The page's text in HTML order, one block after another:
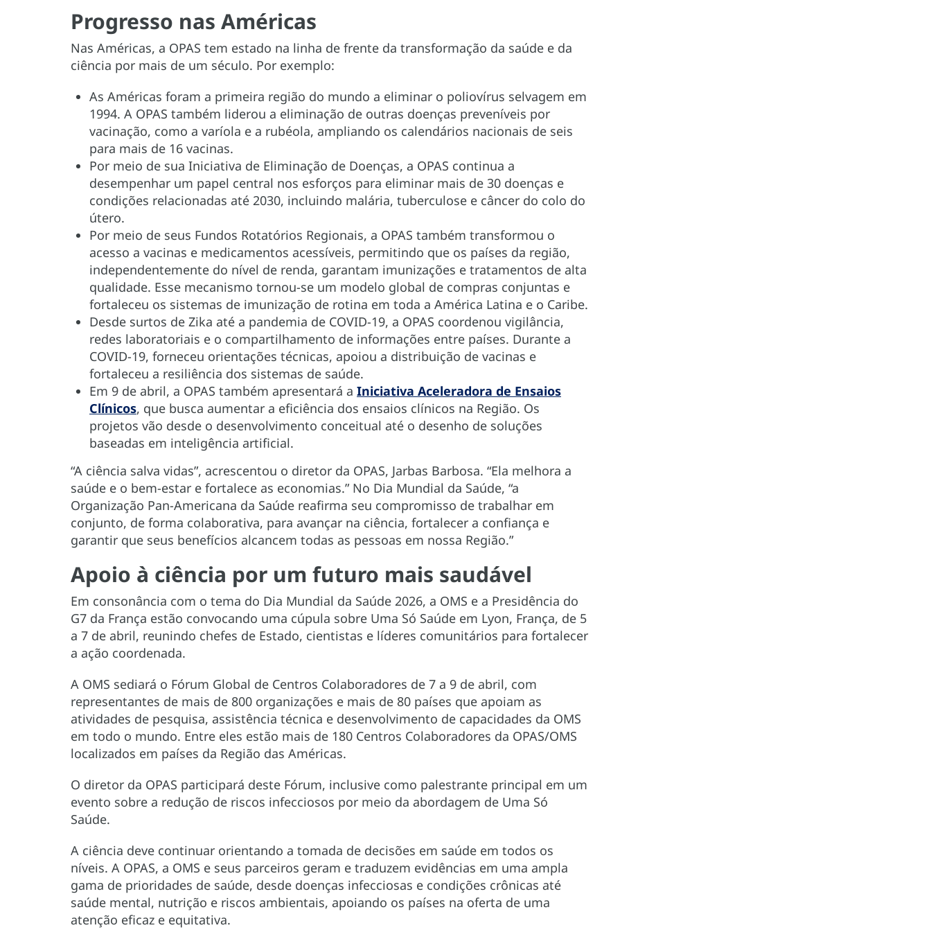
Progresso nas Américas
Nas Américas, a OPAS tem estado na linha de frente da transformação da saúde e da
ciência por mais de um século. Por exemplo:
As Américas foram a primeira região do mundo a eliminar o poliovírus selvagem em
1994. A OPAS também liderou a eliminação de outras doenças preveníveis por
vacinação, como a varíola e a rubéola, ampliando os calendários nacionais de seis
para mais de 16 vacinas.
Por meio de sua Iniciativa de Eliminação de Doenças, a OPAS continua a
desempenhar um papel central nos esforços para eliminar mais de 30 doenças e
condições relacionadas até 2030, incluindo malária, tuberculose e câncer do colo do
útero.
Por meio de seus Fundos Rotatórios Regionais, a OPAS também transformou o
acesso a vacinas e medicamentos acessíveis, permitindo que os países da região,
independentemente do nível de renda, garantam imunizações e tratamentos de alta
qualidade. Esse mecanismo tornou-se um modelo global de compras conjuntas e
fortaleceu os sistemas de imunização de rotina em toda a América Latina e o Caribe.
Desde surtos de Zika até a pandemia de COVID-19, a OPAS coordenou vigilância,
redes laboratoriais e o compartilhamento de informações entre países. Durante a
COVID-19, forneceu orientações técnicas, apoiou a distribuição de vacinas e
fortaleceu a resiliência dos sistemas de saúde.
Em 9 de abril, a OPAS também apresentará a Iniciativa Aceleradora de Ensaios
Clínicos, que busca aumentar a eficiência dos ensaios clínicos na Região. Os
projetos vão desde o desenvolvimento conceitual até o desenho de soluções
baseadas em inteligência artificial.
“A ciência salva vidas”, acrescentou o diretor da OPAS, Jarbas Barbosa. “Ela melhora a
saúde e o bem-estar e fortalece as economias.” No Dia Mundial da Saúde, “a
Organização Pan-Americana da Saúde reafirma seu compromisso de trabalhar em
conjunto, de forma colaborativa, para avançar na ciência, fortalecer a confiança e
garantir que seus benefícios alcancem todas as pessoas em nossa Região.”
Apoio à ciência por um futuro mais saudável
Em consonância com o tema do Dia Mundial da Saúde 2026, a OMS e a Presidência do
G7 da França estão convocando uma cúpula sobre Uma Só Saúde em Lyon, França, de 5
a 7 de abril, reunindo chefes de Estado, cientistas e líderes comunitários para fortalecer
a ação coordenada.
A OMS sediará o Fórum Global de Centros Colaboradores de 7 a 9 de abril, com
representantes de mais de 800 organizações e mais de 80 países que apoiam as
atividades de pesquisa, assistência técnica e desenvolvimento de capacidades da OMS
em todo o mundo. Entre eles estão mais de 180 Centros Colaboradores da OPAS/OMS
localizados em países da Região das Américas.
O diretor da OPAS participará deste Fórum, inclusive como palestrante principal em um
evento sobre a redução de riscos infecciosos por meio da abordagem de Uma Só
Saúde.
A ciência deve continuar orientando a tomada de decisões em saúde em todos os
níveis. A OPAS, a OMS e seus parceiros geram e traduzem evidências em uma ampla
gama de prioridades de saúde, desde doenças infecciosas e condições crônicas até
saúde mental, nutrição e riscos ambientais, apoiando os países na oferta de uma
atenção eficaz e equitativa.